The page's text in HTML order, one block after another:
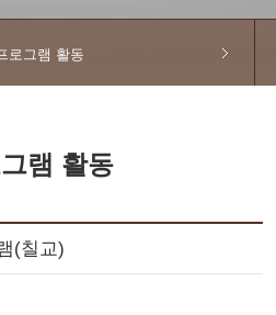
로그램 활동
램 활동
(칠교)